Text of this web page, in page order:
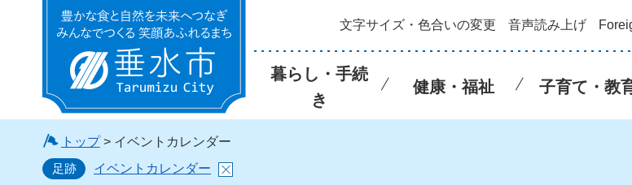
垂水市 文字サイズ・色合いの変更 音声読み上げ
暮らし・手続
き
健康・福祉 子育て・教
トップ> イベントカレンダー
足跡
イベントカレンダー